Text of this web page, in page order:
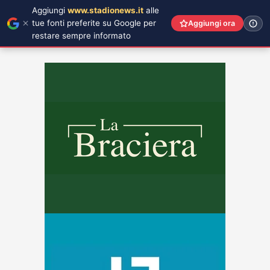
Aggiungi www.stadionews.it alle
tue fonti preferite su Google per
restare sempre informato
Aggiungi ora